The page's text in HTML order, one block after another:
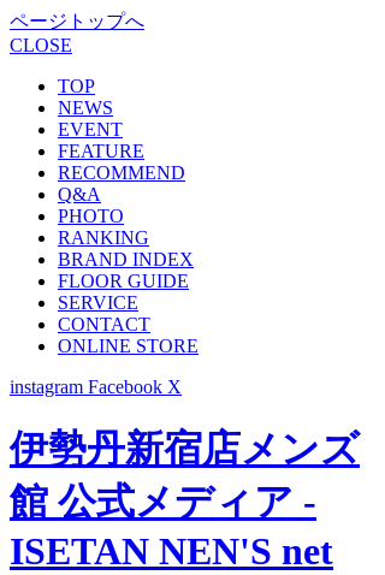
ページトップへ
CLOSE
TOP
NEWS
EVENT
FEATURE
RECOMMEND
Q&A
PHOTO
RANKING
BRAND INDEX
FLOOR GUIDE
SERVICE
CONTACT
ONLINE STORE
instagram Facebook X
伊勢丹新宿店メンズ
館 公式メディア -
ISETAN NEN'S net